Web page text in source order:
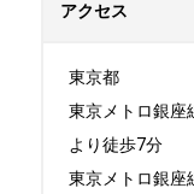
アクセス
東京都
東京メトロ銀座
より徒歩7分
東京メトロ銀座